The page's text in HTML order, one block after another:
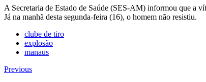
A Secretaria de Estado de Saúde (SES-AM) informou que a
Já na manhã desta segunda-feira (16), o homem não resistiu.
clube de tiro
explosão
manaus
Navegação
PreviousPrevious